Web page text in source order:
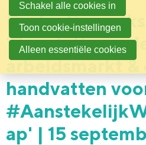
Evaluatie
'Revolutie op de
arbeidsmarkt & 4
handvatten
ap' | 15
Schakel alle cookies in
Toon cookie-instellingen
Alleen essentiële cookies